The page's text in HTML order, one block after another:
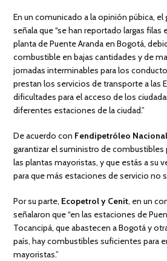
En un comunicado a la opinión púbica,
señala que “se han reportado largas filas
planta de Puente Aranda en Bogotá,
combustible en bajas cantidades y de
jornadas interminables para los
prestan los servicios de transporte a las
dificultades para el acceso de los
diferentes estaciones de la ciudad.”
De acuerdo con Fendipetróleo
garantizar el suministro de combustibles
las plantas mayoristas, y que estás a su
para que más estaciones de servicio no
Por su parte, Ecopetrol y Cenit, en un
señalaron que “en las estaciones de
Tocancipá, que abastecen a Bogotá y
país, hay combustibles suficientes para
mayoristas.”